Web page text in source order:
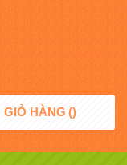
GIỎ HÀNG ()